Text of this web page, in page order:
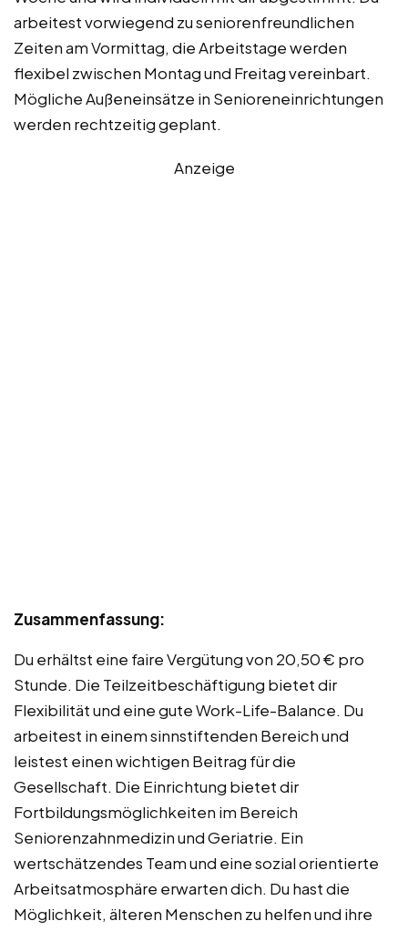
arbeitest vorwiegend zu seniorenfreundlichen
Zeiten am Vormittag, die Arbeitstage werden
flexibel zwischen Montag und Freitag vereinbart.
Mögliche Außeneinsätze in Senioreneinrichtungen
werden rechtzeitig geplant.
Anzeige
Zusammenfassung:
Du erhältst eine faire Vergütung von 20,50 € pro
Stunde. Die Teilzeitbeschäftigung bietet dir
Flexibilität und eine gute Work-Life-Balance. Du
arbeitest in einem sinnstiftenden Bereich und
leistest einen wichtigen Beitrag für die
Gesellschaft. Die Einrichtung bietet dir
Fortbildungsmöglichkeiten im Bereich
Seniorenzahnmedizin und Geriatrie. Ein
wertschätzendes Team und eine sozial orientierte
Arbeitsatmosphäre erwarten dich. Du hast die
Möglichkeit, älteren Menschen zu helfen und ihre